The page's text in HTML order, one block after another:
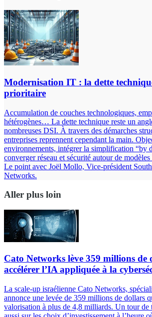
Modernisation IT : la dette
prioritaire
Accumulation de couches technologiques,
hétérogènes… La dette technique reste un
nombreuses DSI. À travers des démarches
entreprises reprennent cependant la main.
environnements, intégrer la simplification “by
converger réseau et sécurité autour de
Le point avec Joël Mollo, Vice-président
Networks.
Aller plus loin
Cato Networks lève 359 millions de
accélérer l’IA appliquée à la
La scale-up israélienne Cato Networks,
annonce une levée de 359 millions de dollars
valorisation à plus de 4,8 milliards. Un tour de